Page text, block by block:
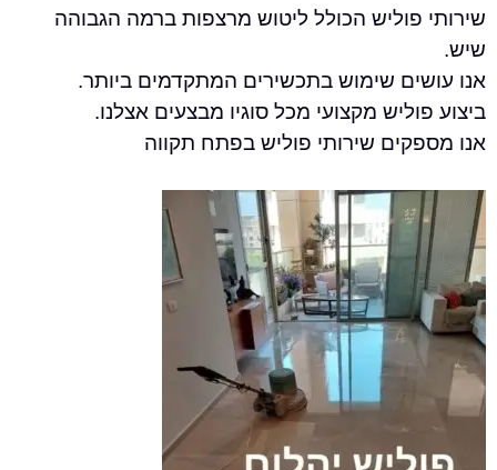
הכולל ליטוש מרצפות ברמה הגבוהה
שימוש בתכשירים המתקדמים ביותר.
מקצועי מכל סוגיו מבצעים אצלנו.
שירותי פוליש בפתח תקווה